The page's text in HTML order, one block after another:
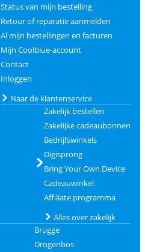
Status van mijn bestelling
Retour of reparatie aanmelden
Al mijn bestellingen en facturen
Mijn Coolblue-account
Contact
Inloggen
Naar de klantenservice
Zakelijk bestellen
Zakelijke cadeaubonnen
Bedrijfswinkels
Digisprong
Bring Your Own Device
Cadeauwinkel
Affiliate programma
Alles over zakelijk
Brugge
Drogenbos